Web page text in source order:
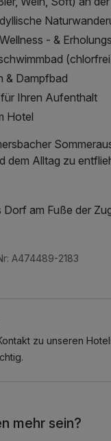
- &
& Dampfbad
Ihren Aufenthalt
Hotel
dem Alltag zu
Dorf am Fuße der
Alpen. Die
Ziel für
Eibsee, ein
Saunabenutzung,
A474489-2183
zu unseren
mehr sein?